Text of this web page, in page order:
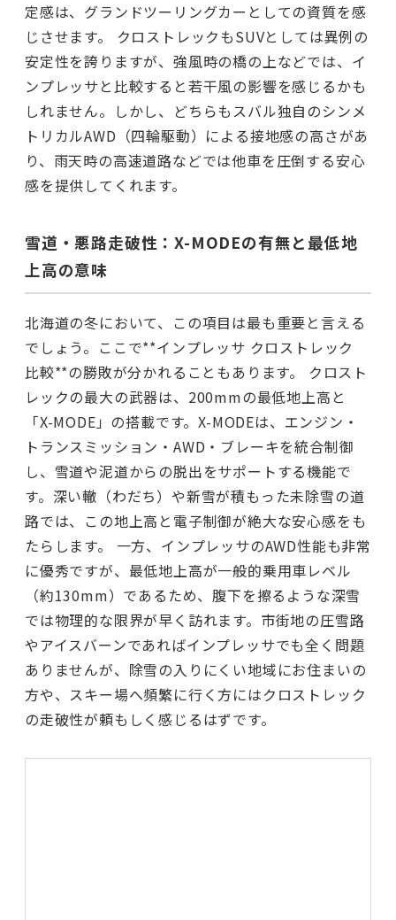
定感は、グランドツーリングカーとしての資質を感
じさせます。 クロストレックもSUVとしては異例の
安定性を誇りますが、強風時の橋の上などでは、イ
ンプレッサと比較すると若干風の影響を感じるかも
しれません。しかし、どちらもスバル独自のシンメ
トリカルAWD（四輪駆動）による接地感の高さがあ
り、雨天時の高速道路などでは他車を圧倒する安心
感を提供してくれます。
雪道・悪路走破性：X-MODEの有無と最低地
上高の意味
北海道の冬において、この項目は最も重要と言える
でしょう。ここで**インプレッサ クロストレック
比較**の勝敗が分かれることもあります。 クロスト
レックの最大の武器は、200mmの最低地上高と
「X-MODE」の搭載です。X-MODEは、エンジン・
トランスミッション・AWD・ブレーキを統合制御
し、雪道や泥道からの脱出をサポートする機能で
す。深い轍（わだち）や新雪が積もった未除雪の道
路では、この地上高と電子制御が絶大な安心感をも
たらします。 一方、インプレッサのAWD性能も非常
に優秀ですが、最低地上高が一般的乗用車レベル
（約130mm）であるため、腹下を擦るような深雪
では物理的な限界が早く訪れます。市街地の圧雪路
やアイスバーンであればインプレッサでも全く問題
ありませんが、除雪の入りにくい地域にお住まいの
方や、スキー場へ頻繁に行く方にはクロストレック
の走破性が頼もしく感じるはずです。